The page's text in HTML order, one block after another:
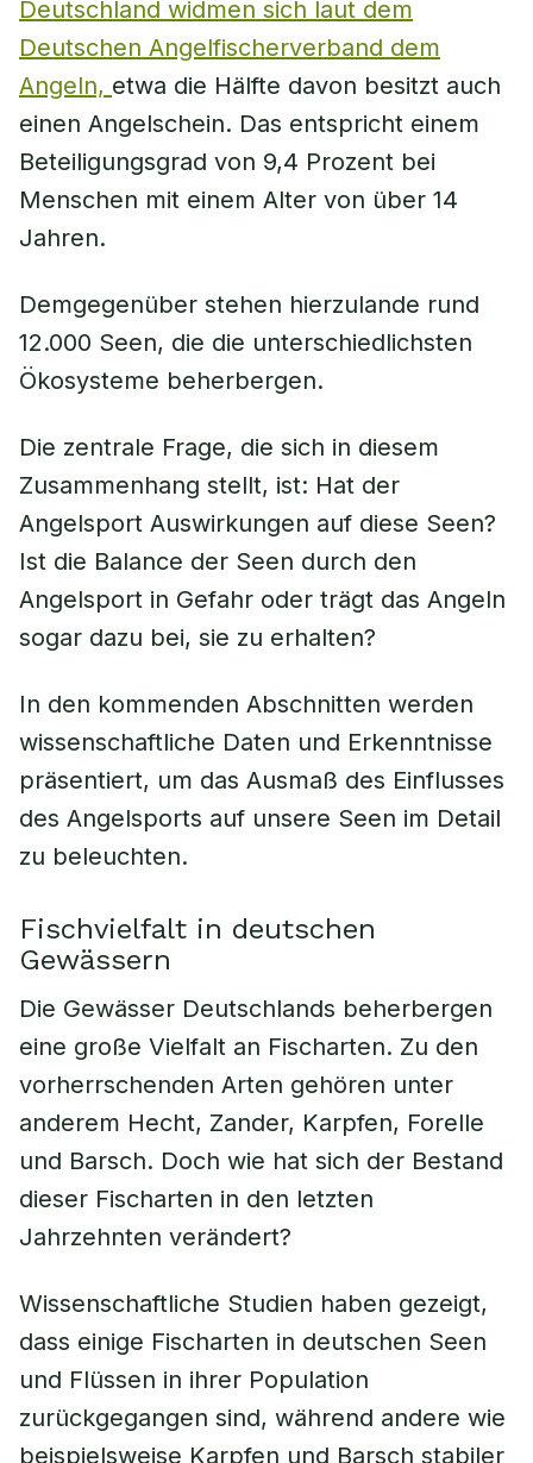
Deutschland widmen sich laut dem
Deutschen Angelfischerverband dem
Angeln, etwa die Hälfte davon besitzt auch
einen Angelschein. Das entspricht einem
Beteiligungsgrad von 9,4 Prozent bei
Menschen mit einem Alter von über 14
Jahren.
Demgegenüber stehen hierzulande rund
12.000 Seen, die die unterschiedlichsten
Ökosysteme beherbergen.
Die zentrale Frage, die sich in diesem
Zusammenhang stellt, ist: Hat der
Angelsport Auswirkungen auf diese Seen?
Ist die Balance der Seen durch den
Angelsport in Gefahr oder trägt das Angeln
sogar dazu bei, sie zu erhalten?
In den kommenden Abschnitten werden
wissenschaftliche Daten und Erkenntnisse
präsentiert, um das Ausmaß des Einflusses
des Angelsports auf unsere Seen im Detail
zu beleuchten.
Fischvielfalt in deutschen
Gewässern
Die Gewässer Deutschlands beherbergen
eine große Vielfalt an Fischarten. Zu den
vorherrschenden Arten gehören unter
anderem Hecht, Zander, Karpfen, Forelle
und Barsch. Doch wie hat sich der Bestand
dieser Fischarten in den letzten
Jahrzehnten verändert?
Wissenschaftliche Studien haben gezeigt,
dass einige Fischarten in deutschen Seen
und Flüssen in ihrer Population
zurückgegangen sind, während andere wie
beispielsweise Karpfen und Barsch stabiler